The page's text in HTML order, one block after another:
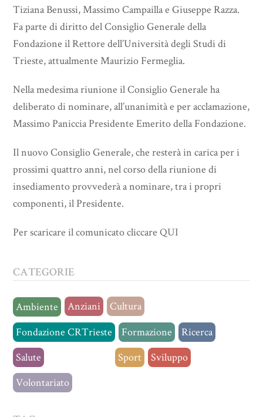
Tiziana Benussi, Massimo Campailla e Giuseppe Razza.
Fa parte di diritto del Consiglio Generale della
Fondazione il Rettore dell’Università degli Studi di
Trieste, attualmente Maurizio Fermeglia.
Nella medesima riunione il Consiglio Generale ha
deliberato di nominare, all’unanimità e per acclamazione,
Massimo Paniccia Presidente Emerito della Fondazione.
Il nuovo Consiglio Generale, che resterà in carica per i
prossimi quattro anni, nel corso della riunione di
insediamento provvederà a nominare, tra i propri
componenti, il Presidente.
Per scaricare il comunicato cliccareQUI
CATEGORIE
Ambiente Anziani
Cultura
Fondazione CRTrieste
Formazione
Ricerca
Salute
Sport
Sviluppo
Volontariato